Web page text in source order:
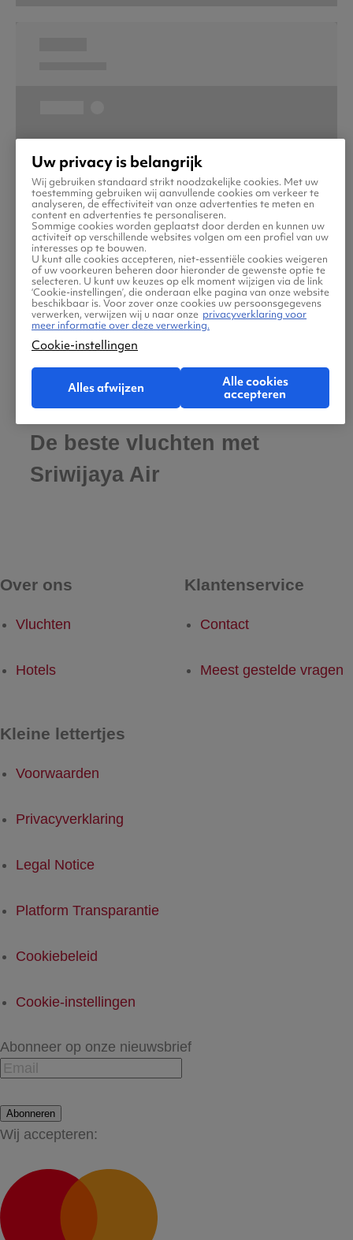
De beste vluchten met
Sriwijaya Air
Over ons
Vluchten
Hotels
Klantenservice
Contact
Meest gestelde vragen
Kleine lettertjes
Voorwaarden
Privacyverklaring
Legal Notice
Platform Transparantie
Cookiebeleid
Cookie-instellingen
Abonneer op onze nieuwsbrief
Abonneren
Wij accepteren:
Uw privacy is belangrijk
Wij gebruiken standaard strikt noodzakelijke cookies. Met uw
toestemming gebruiken wij aanvullende cookies om verkeer te
analyseren, de effectiviteit van onze advertenties te meten en
content en advertenties te personaliseren.
Sommige cookies worden geplaatst door derden en kunnen uw
activiteit op verschillende websites volgen om een profiel van uw
interesses op te bouwen.
U kunt alle cookies accepteren, niet-essentiële cookies weigeren
of uw voorkeuren beheren door hieronder de gewenste optie te
selecteren. U kunt uw keuzes op elk moment wijzigen via de link
‘Cookie-instellingen’, die onderaan elke pagina van onze website
beschikbaar is. Voor zover onze cookies uw persoonsgegevens
verwerken, verwijzen wij u naar onze privacyverklaring voor
meer informatie over deze verwerking.
Cookie-instellingen
Alles afwijzen
Alle cookies
accepteren